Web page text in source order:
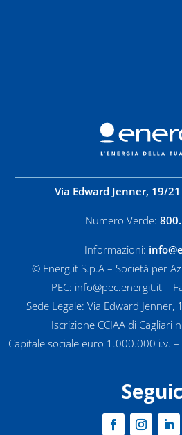
Via Edward Jenner, 19/
Numero Verde:
Informazioni:
© Energ.it S.p.A – Società per
PEC: info@pec.energit.it –
Sede Legale: Via Edward
Iscrizione CCIAA di Cagliari
Capitale sociale euro 1.000.000 i.v.